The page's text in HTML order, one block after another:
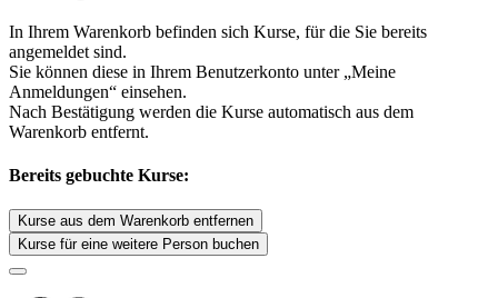
In Ihrem Warenkorb befinden sich Kurse, für die Sie bereits
angemeldet sind.
Sie können diese in Ihrem Benutzerkonto unter „Meine
Anmeldungen“ einsehen.
Nach Bestätigung werden die Kurse automatisch aus dem
Warenkorb entfernt.
Bereits gebuchte Kurse:
Kurse aus dem Warenkorb entfernen
Kurse für eine weitere Person buchen